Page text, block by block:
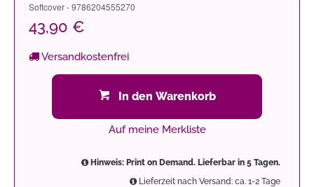
Softcover - 9786204555270
43,90 €
Versandkostenfrei
In den Warenkorb
Auf meine Merkliste
Hinweis: Print on Demand. Lieferbar in 5 Tagen.
Lieferzeit nach Versand: ca. 1-2 Tage